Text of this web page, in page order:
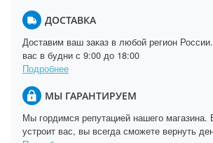
ДОСТАВКА
Доставим ваш заказ в любой регион
вас в будни с 9:00 до 18:00
Подробнее
МЫ ГАРАНТИРУЕМ
Мы гордимся репутацией нашего магазина.
устроит вас, вы всегда сможете вернуть